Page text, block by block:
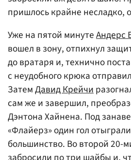
пришлось крайне несладко,
Уже на пятой минутеАндерс
вошел в зону, отпихнул
до вратаря и, технично
с неудобного крюка
ЗатемДавид Крейчи
сам же и завершил,
Дэнтона Хайнена. Под
«Флайерз» один гол
большинство. Во второй 20-